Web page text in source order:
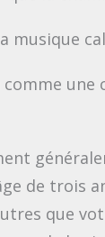
musique
de trois
que